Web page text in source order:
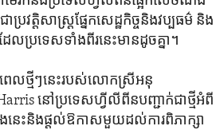
រវត្តិ​សាស្ត្រផ្នែក​សេដ្ឋកិច្ចនិងវប្បធម៌​ ​និង
ល​ប្រទេស​ទាំង​ពីរ​នេះ​មាន​ដូចគ្នា។
េល​ថ្មីៗ​នេះរបស់លោកស្រី​អនុ
នៅ​ប្រទេសហ្វីលីពីនបញ្ជាក់​ជា​ថ្មី​អំពី​
នេះនិង​ផ្តល់​ឱកាស​មួយ​ដល់​ការ​ពិភាក្សា​